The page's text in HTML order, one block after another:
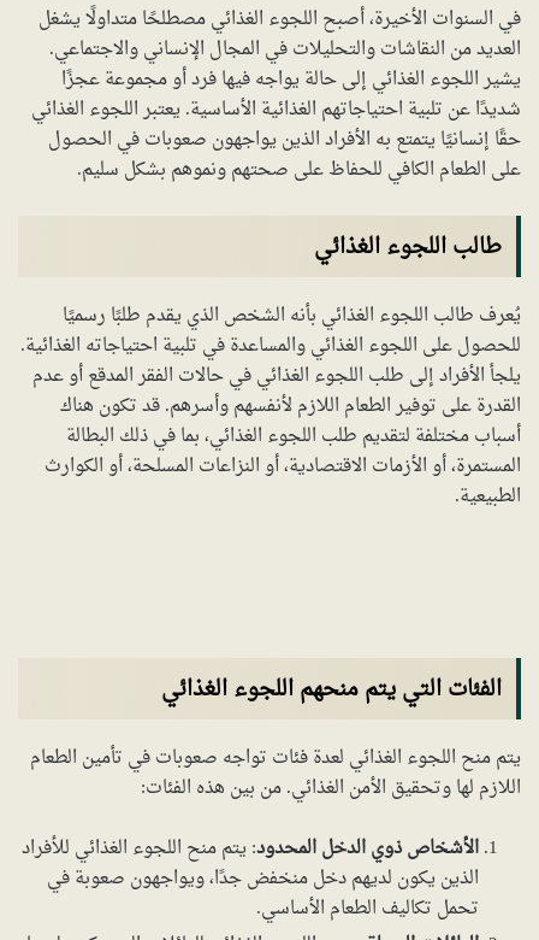
في السنوات الأخيرة، أصبح اللجوء الغذائي مصطلحًا متداولًا يشغل
العديد من النقاشات والتحليلات في المجال الإنساني والاجتماعي.
يشير اللجوء الغذائي إلى حالة يواجه فيها فرد أو مجموعة عجزًا
شديدًا عن تلبية احتياجاتهم الغذائية الأساسية. يعتبر اللجوء الغذائي
حقًا إنسانيًا يتمتع به الأفراد الذين يواجهون صعوبات في الحصول
على الطعام الكافي للحفاظ على صحتهم ونموهم بشكل سليم.
طالب اللجوء الغذائي
يُعرف طالب اللجوء الغذائي بأنه الشخص الذي يقدم طلبًا رسميًا
للحصول على اللجوء الغذائي والمساعدة في تلبية احتياجاته الغذائية.
يلجأ الأفراد إلى طلب اللجوء الغذائي في حالات الفقر المدقع أو عدم
القدرة على توفير الطعام اللازم لأنفسهم وأسرهم. قد تكون هناك
أسباب مختلفة لتقديم طلب اللجوء الغذائي، بما في ذلك البطالة
المستمرة، أو الأزمات الاقتصادية، أو النزاعات المسلحة، أو الكوارث
الطبيعية.
الفئات التي يتم منحهم اللجوء الغذائي
يتم منح اللجوء الغذائي لعدة فئات تواجه صعوبات في تأمين الطعام
اللازم لها وتحقيق الأمن الغذائي. من بين هذه الفئات:
الأشخاص ذوي الدخل المحدود: يتم منح اللجوء الغذائي للأفراد
الذين يكون لديهم دخل منخفض جدًا، ويواجهون صعوبة في
تحمل تكاليف الطعام الأساسي.